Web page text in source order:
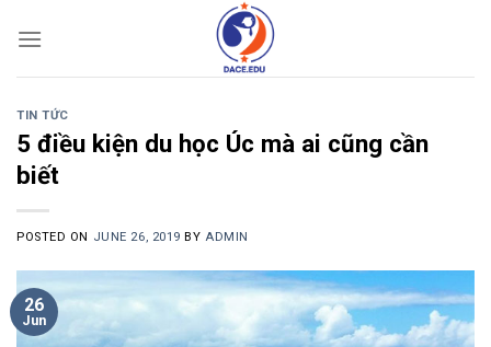
TIN TỨC
5 điều kiện du học Úc mà ai cũng cần
biết
POSTED ON JUNE 26, 2019 BY ADMIN
26
Jun